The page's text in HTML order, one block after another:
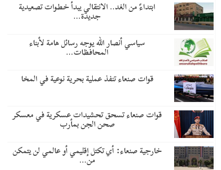
​ابتداءً من الغد.. الانتقالي يبدأ خطوات تصعيدية
جديدة…
سياسي أنصار الله يوجه رسائل هامة لأبناء
المحافظات…
قوات صنعاء تنفذ عملية بحرية نوعية في المخا
قوات صنعاء تسحق تحشيدات عسكرية في معسكر
صحن الجن بمأرب
خارجية صنعاء: أي تكتل إقليمي أو عالمي لن يتمكن
من…